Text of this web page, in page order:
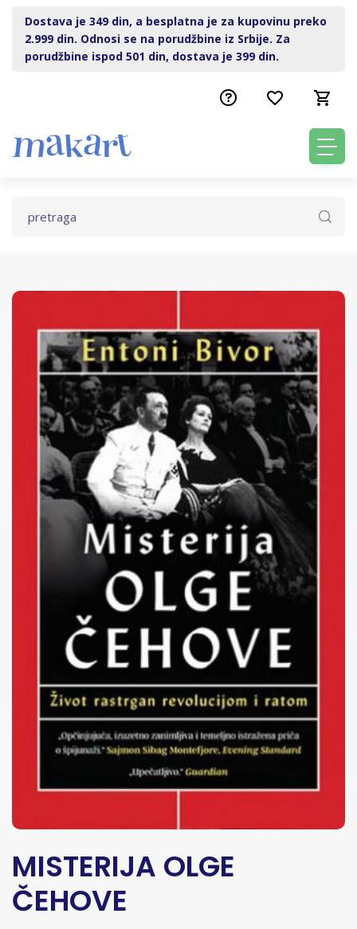
Dostava je 349 din, a besplatna je za kupovinu preko
2.999 din. Odnosi se na porudžbine iz Srbije. Za
porudžbine ispod 501 din, dostava je 399 din.
MISTERIJA OLGE
ČEHOVE